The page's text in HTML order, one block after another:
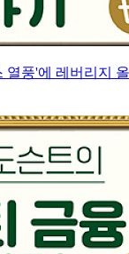
열풍'에 레버리지